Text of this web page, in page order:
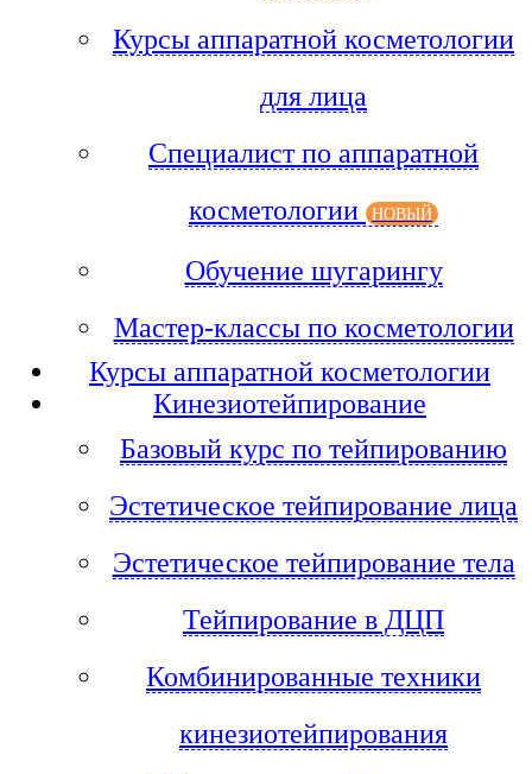
Курсы аппаратной косметологии
для лица
Специалист по аппаратной
косметологии
НОВЫЙ
Обучение шугарингу
Мастер-классы по косметологии
Курсы аппаратной косметологии
Кинезиотейпирование
Базовый курс по тейпированию
Эстетическое тейпирование лица
Эстетическое тейпирование тела
Тейпирование в ДЦП
Комбинированные техники
кинезиотейпирования